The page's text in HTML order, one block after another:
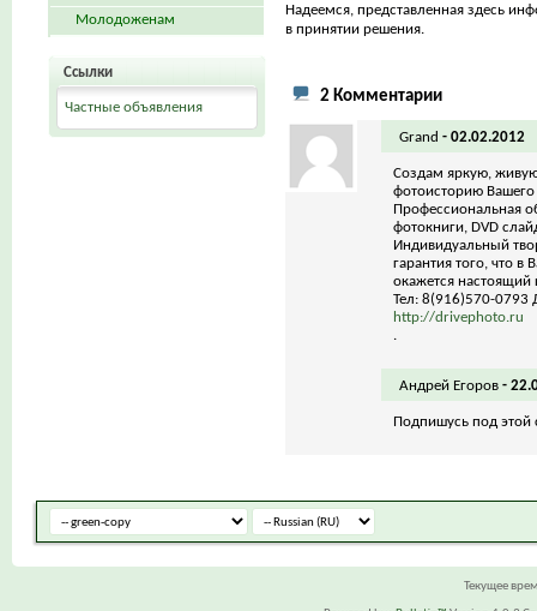
Надеемся, представленная здесь
в принятии решения.
2 Комментарии
Grand - 02.02.2012
Cоздам яркую,
фотоисторию Вашего
Профессиональная
фотокниги, DVD
Индивидуальный
гарантия того, что в
окажется настоящий
Тел: 8(916)570-0793
http://drivephoto.ru
.
Андрей Егоров -
Подпишусь под этой
Молодоженам
Ссылки
Частные объявления
Текущее